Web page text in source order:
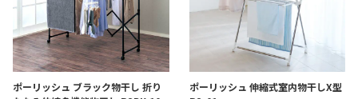
ポーリッシュ ブラック物干し 折り
ポーリッシュ 伸縮式室内物干しX型